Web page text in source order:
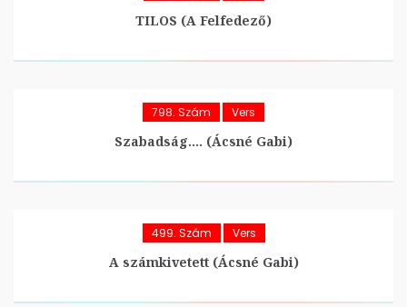
TILOS (A Felfedező)
798. Szám Vers
Szabadság…. (Ácsné Gabi)
499. Szám Vers
A számkivetett (Ácsné Gabi)